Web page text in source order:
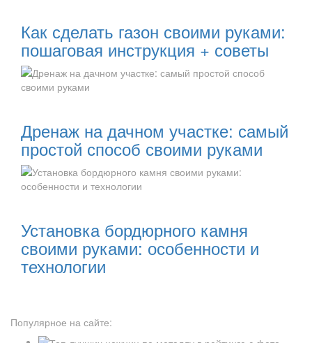
Как сделать газон своими руками:
пошаговая инструкция + советы
Дренаж на дачном участке: самый
простой способ своими руками
Установка бордюрного камня
своими руками: особенности и
технологии
Популярное на сайте: